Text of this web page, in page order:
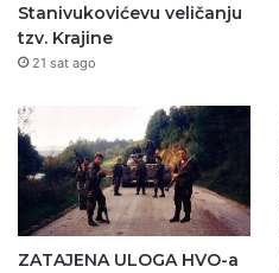
Stanivukovićevu veličanju
tzv. Krajine
21 sat ago
ZATAJENA ULOGA HVO-a